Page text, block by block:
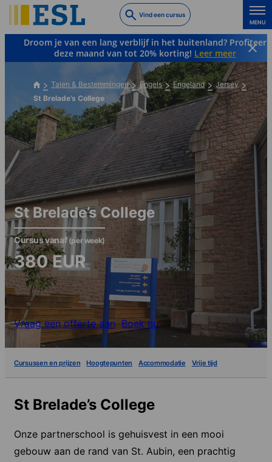
to
main
content
Vind een cursus
MENU
Droom je van een lang verblijf in het buitenland? Profiteer
deze maand van tot 20% korting! Leer meer
Talen & Bestemmingen Engels Engeland
Jersey
St Brelade’s College
St Brelade’s College
Cursus vanaf (per week)
380EUR
Vraag een offerte aan Boek nu
Cursussen en prijzen Hoogtepunten Accommodatie Vrije tijd
St Brelade’s College
Onze partnerschool is gehuisvest in een mooi
gebouw aan de rand van St. Aubin, een prachtig